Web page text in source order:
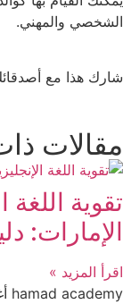
الشخصي والمهني.
شارك هذا مع
مقالات
تقوية
الإمارات:
اقرأ المزيد »
hamad academy